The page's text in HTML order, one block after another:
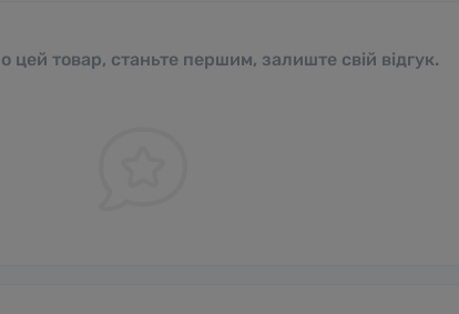
цей товар, станьте першим, залиште свій відгук.